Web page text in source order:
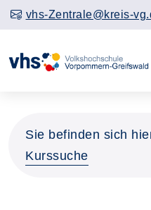
vhs-Zentrale@kreis-
Sie befinden sich
Kurssuche